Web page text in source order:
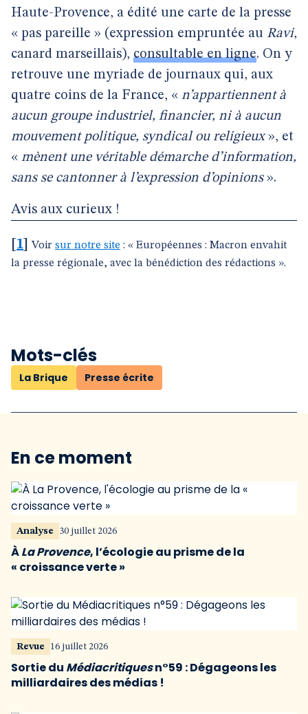
Haute-Provence, a édité une carte de la presse
« pas pareille » (expression empruntée au Ravi,
canard marseillais), consultable en ligne. On y
retrouve une myriade de journaux qui, aux
quatre coins de la France, « n’appartiennent à
aucun groupe industriel, financier, ni à aucun
mouvement politique, syndical ou religieux», et
« mènent une véritable démarche d’information,
sans se cantonner à l’expression d’opinions».
Avis aux curieux !
1 ]Voir sur notre site : « Européennes : Macron envahit
la presse régionale, avec la bénédiction des rédactions ».
Mots-clés
La Brique Presse écrite
En ce moment
Analyse 30 juillet 2026
ÀLa Provence, l’écologie au prisme de la
« croissance verte »
Revue 16 juillet 2026
Sortie du Médiacritiquesn°59 : Dégageons les
milliardaires des médias !